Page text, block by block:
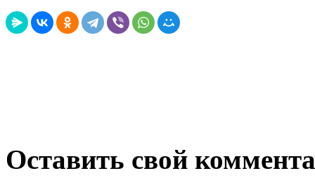
Оставить свой